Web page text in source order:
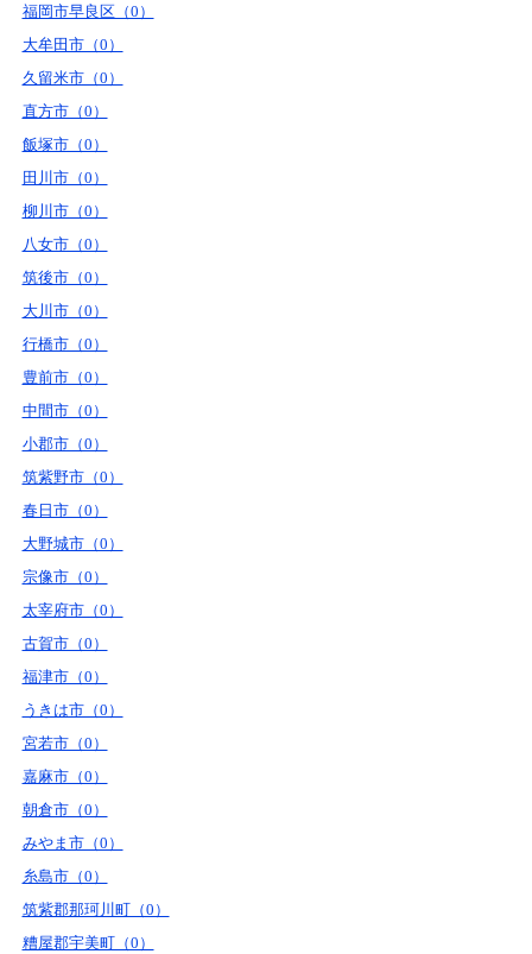
福岡市早良区（0）
大牟田市（0）
久留米市（0）
直方市（0）
飯塚市（0）
田川市（0）
柳川市（0）
八女市（0）
筑後市（0）
大川市（0）
行橋市（0）
豊前市（0）
中間市（0）
小郡市（0）
筑紫野市（0）
春日市（0）
大野城市（0）
宗像市（0）
太宰府市（0）
古賀市（0）
福津市（0）
うきは市（0）
宮若市（0）
嘉麻市（0）
朝倉市（0）
みやま市（0）
糸島市（0）
筑紫郡那珂川町（0）
糟屋郡宇美町（0）